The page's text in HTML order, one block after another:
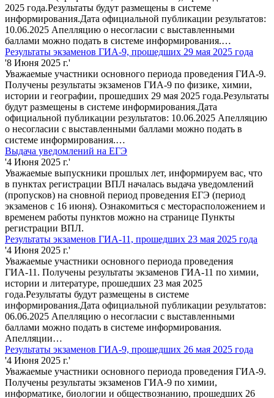
2025 года.Результаты будут размещены в системе
информирования.Дата официальной публикации результатов:
10.06.2025 Апелляцию о несогласии с выставленными
баллами можно подать в системе информирования.…
Результаты экзаменов ГИА-9, прошедших 29 мая 2025 года
'8 Июня 2025 г.'
Уважаемые участники основного периода проведения ГИА-9.
Получены результаты экзаменов ГИА-9 по физике, химии,
истории и географии, прошедших 29 мая 2025 года.Результаты
будут размещены в системе информирования.Дата
официальной публикации результатов: 10.06.2025 Апелляцию
о несогласии с выставленными баллами можно подать в
системе информирования.…
Выдача уведомлений на ЕГЭ
'4 Июня 2025 г.'
Уважаемые выпускники прошлых лет, информируем вас, что
в пунктах регистрации ВПЛ началась выдача уведомлений
(пропусков) на сновной период проведения ЕГЭ (период
экзаменов с 16 июня). Ознакомиться с месторасположением и
временем работы пунктов можно на странице Пункты
регистрации ВПЛ.
Результаты экзаменов ГИА-11, прошедших 23 мая 2025 года
'4 Июня 2025 г.'
Уважаемые участники основного периода проведения
ГИА-11. Получены результаты экзаменов ГИА-11 по химии,
истории и литературе, прошедших 23 мая 2025
года.Результаты будут размещены в системе
информирования.Дата официальной публикации результатов:
06.06.2025 Апелляцию о несогласии с выставленными
баллами можно подать в системе информирования.
Апелляции…
Результаты экзаменов ГИА-9, прошедших 26 мая 2025 года
'4 Июня 2025 г.'
Уважаемые участники основного периода проведения ГИА-9.
Получены результаты экзаменов ГИА-9 по химии,
информатике, биологии и обществознанию, прошедших 26